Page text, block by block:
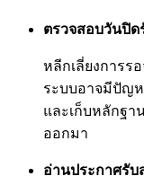
ตรวจสอบวันปิ
หลีกเลี่ยงการร
ระบบอาจมีปัญ
และเก็บหลักฐา
ออกมา
อ่านประกาศรับ